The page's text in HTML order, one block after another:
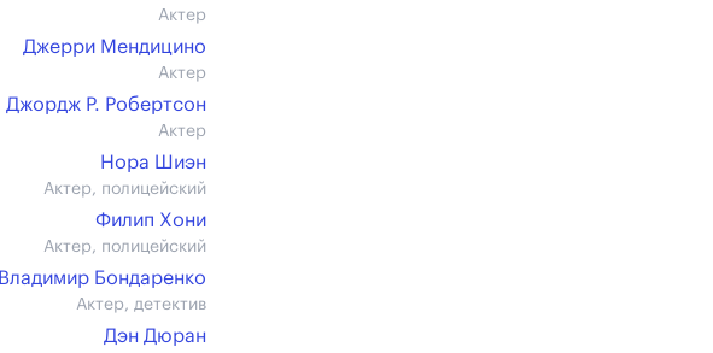
Актер
Джерри Мендицино
Актер
Джордж Р. Робертсон
Актер
Нора Шиэн
Актер, полицейский
Филип Хони
Актер, полицейский
Владимир Бондаренко
Актер, детектив
Дэн Дюран